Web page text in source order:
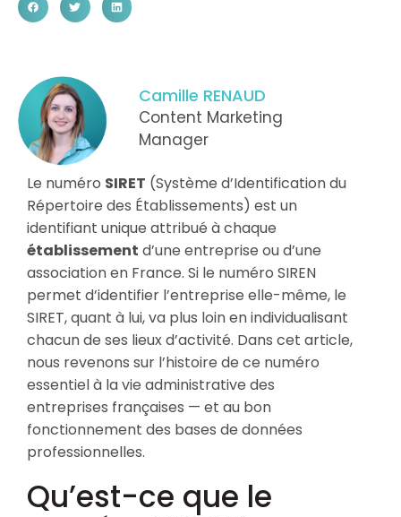
Camille RENAUD
Content Marketing
Manager
Le numéro SIRET (Système d’Identification du
Répertoire des Établissements) est un
identifiant unique attribué à chaque
établissement d’une entreprise ou d’une
association en France. Si le numéro SIREN
permet d’identifier l’entreprise elle-même, le
SIRET, quant à lui, va plus loin en individualisant
chacun de ses lieux d’activité. Dans cet article,
nous revenons sur l’histoire de ce numéro
essentiel à la vie administrative des
entreprises françaises — et au bon
fonctionnement des bases de données
professionnelles.
Qu’est-ce que le